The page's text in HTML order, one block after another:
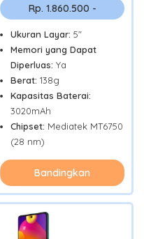
Rp. 1.860.500 -
Ukuran Layar: 5"
Memori yang Dapat
Diperluas: Ya
Berat: 138g
Kapasitas Baterai:
3020mAh
Chipset: Mediatek MT6750
(28 nm)
Bandingkan